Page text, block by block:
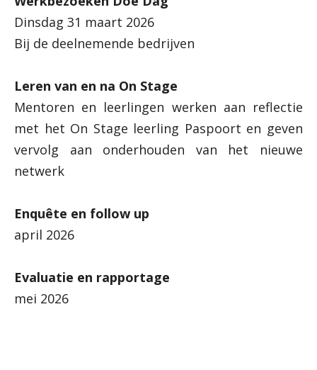
Dinsdag 31 maart 2026
Bij de deelnemende bedrijven
Leren van en na On Stage
Mentoren en leerlingen werken aan reflectie
met het On Stage leerling Paspoort en geven
vervolg aan onderhouden van het nieuwe
netwerk
Enquête en follow up
april 2026
Evaluatie en rapportage
mei 2026